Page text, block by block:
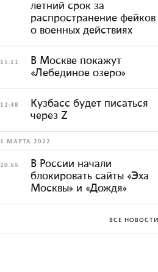
летний срок за
распространение фейков
о военных действиях
15:11
В Москве покажут
«Лебединое озеро»
12:48
Кузбасс будет писаться
через Z
1 МАРТА 2022
20:55
В России начали
блокировать сайты «Эха
Москвы» и «Дождя»
ВСЕ НОВОСТИ